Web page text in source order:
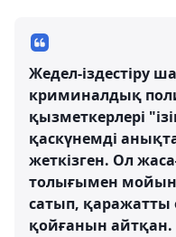
Жедел-іздестіру
криминалдық
қызметкерлері
қаскүнемді
жеткізген. Ол
толығымен
сатып,
қойғанын айтқан.